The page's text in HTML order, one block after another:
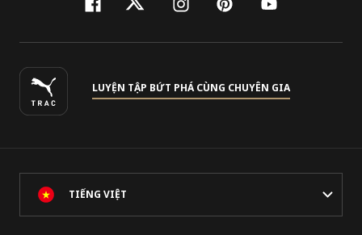
facebook
twitterinstagram
pinterest
youtube
LUYỆN TẬP BỨT PHÁ CÙNG CHUYÊN GIA
TIẾNG VIỆT